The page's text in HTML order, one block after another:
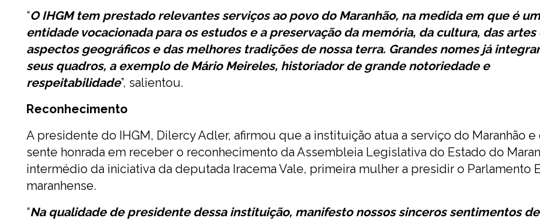
“O IHGM tem prestado relevantes serviços ao povo do Maranhão, na medida em que é
entidade vocacionada para os estudos e a preservação da memória, da cultura, das artes
aspectos geográficos e das melhores tradições de nossa terra. Grandes nomes já
seus quadros, a exemplo de Mário Meireles, historiador de grande notoriedade e
respeitabilidade”, salientou.
Reconhecimento
A presidente do IHGM, Dilercy Adler, afirmou que a instituição atua a serviço do Maranhão e
sente honrada em receber o reconhecimento da Assembleia Legislativa do Estado do
intermédio da iniciativa da deputada Iracema Vale, primeira mulher a presidir o Parlamento
maranhense.
“Na qualidade de presidente dessa instituição, manifesto nossos sinceros sentimentos de